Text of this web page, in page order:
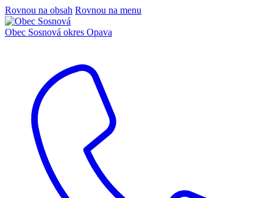
Rovnou na obsah Rovnou na menu
Obec Sosnová okres Opava